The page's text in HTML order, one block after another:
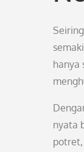
hanya
nyata
potret,